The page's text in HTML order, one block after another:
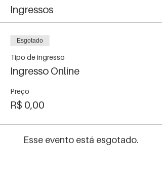
Ingressos
Esgotado
Tipo de ingresso
Ingresso Online
Preço
R$ 0,00
Esse evento está esgotado.